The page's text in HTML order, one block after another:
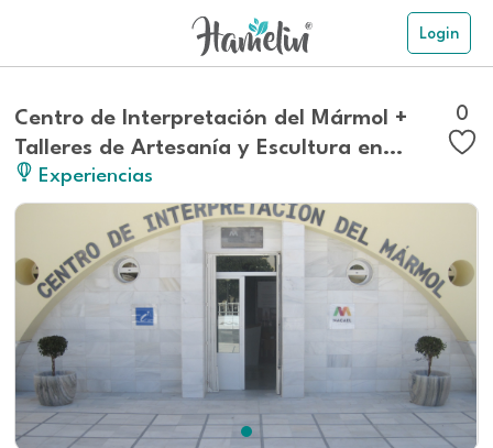
Login
Centro de Interpretación del Mármol +
Talleres de Artesanía y Escultura en
Macael
Experiencias
0